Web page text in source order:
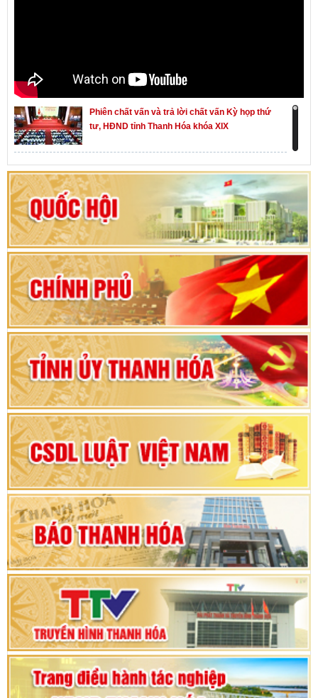
Phiên chất vấn và trả lời chất vấn Kỳ họp thứ
tư, HĐND tỉnh Thanh Hóa khóa XIX
Khai mạc kỳ họp thứ Nhất, Quốc hội khóa XVI
Hướng dẫn quy trình bỏ phiếu bầu cử ĐBQH
khoá XVI và đại biểu HĐND các cấp nhiệm kỳ
2026-2031
80 năm Quốc hội Việt Nam: vì lợi ích Nhân dân,
vì sự phát triển của đất nước
Bộ Chính trị duyệt nội dung Đại hội đại biểu
Đảng bộ tỉnh Thanh Hóa lần thứ XX, nhiệm kỳ
2025 - 2030
Đại hội đại biểu Đảng bộ xã Yên Thọ lần thứ I,
nhiệm kỳ 2025 – 2030
Đại hội Đảng bộ xã Yên Ninh lần thứ nhất,
nhiệm kỳ 2025 - 2030
Khai mạc Kỳ họp bất thường lần thứ 9, Quốc
hội khóa XV
Phiên thảo luận Kỳ họp thứ 24, HĐND tỉnh
Thanh Hóa khóa XVIII, nhiệm kỳ 2021 - 2026
Bế mạc Kỳ họp thứ hai bốn, Hội đồng nhân dân
tỉnh khoá XVIII